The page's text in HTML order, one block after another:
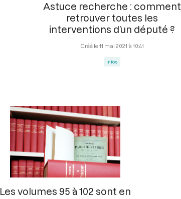
Astuce recherche : comment
retrouver toutes les
interventions d’un député ?
11 mai 2021 à 10:41
Infos
Les volumes 95 à 102 sont en